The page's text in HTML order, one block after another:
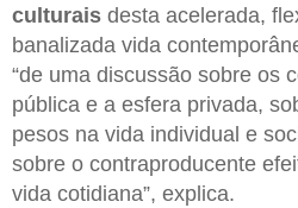
culturais desta acelerada,
banalizada vida
“de uma discussão sobre os
pública e a esfera privada,
pesos na vida individual e
sobre o contraproducente
vida cotidiana”, explica.